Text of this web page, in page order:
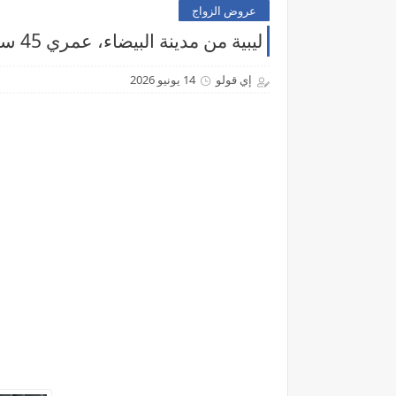
عروض الزواج
ليبية من مدينة البيضاء، عمري 45 سنة وأرملة نبي شريك الحياة
إي قولو 14 يونيو 2026